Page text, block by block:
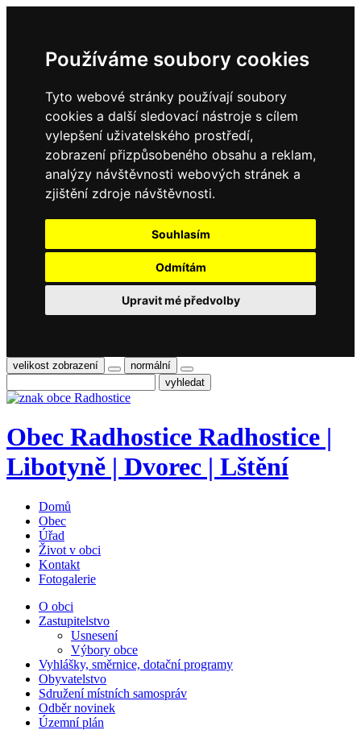
Používáme soubory cookies
Tyto webové stránky používají soubory
cookies a další sledovací nástroje s cílem
vylepšení uživatelského prostředí,
zobrazení přizpůsobeného obsahu a reklam,
analýzy návštěvnosti webových stránek a
zjištění zdroje návštěvnosti.
Souhlasím
Odmítám
Upravit mé předvolby
velikost zobrazení normální
Obec Radhostice Radhostice |
Libotyně | Dvorec | Lštění
Domů
Obec
Úřad
Život v obci
Kontakt
Fotogalerie
O obci
Zastupitelstvo
Usnesení
Výbory obce
Vyhlášky, směrnice, dotační programy
Obyvatelstvo
Sdružení místních samospráv
Odběr novinek
Územní plán